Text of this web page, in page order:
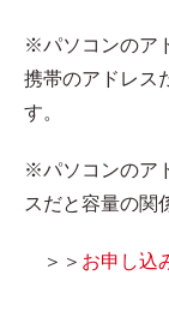
※パソコンのア
携帯のアドレス
す。
※パソコンのア
スだと容量の関
＞＞ お申し込